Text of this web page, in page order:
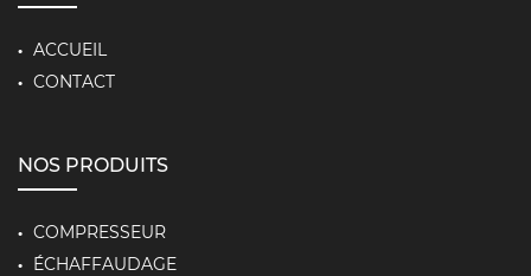
ACCUEIL
CONTACT
NOS PRODUITS
COMPRESSEUR
ÉCHAFFAUDAGE